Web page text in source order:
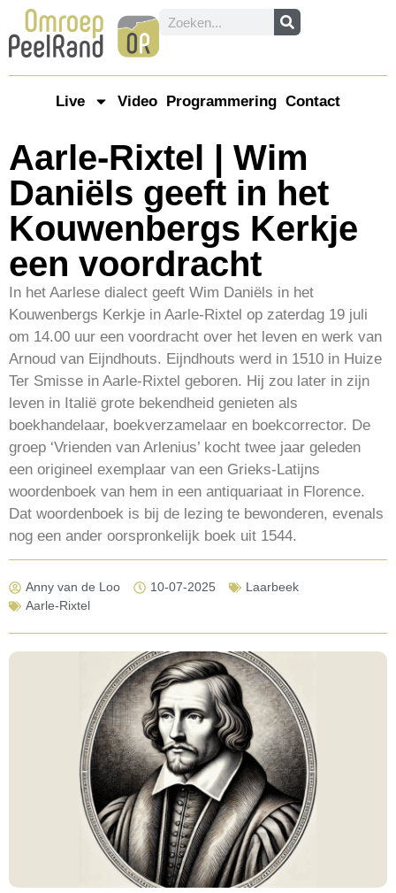
Live Video Programmering Contact
Aarle-Rixtel | Wim
Daniëls geeft in het
Kouwenbergs Kerkje
een voordracht
In het Aarlese dialect geeft Wim Daniëls in het
Kouwenbergs Kerkje in Aarle-Rixtel op zaterdag 19 juli
om 14.00 uur een voordracht over het leven en werk van
Arnoud van Eijndhouts. Eijndhouts werd in 1510 in Huize
Ter Smisse in Aarle-Rixtel geboren. Hij zou later in zijn
leven in Italië grote bekendheid genieten als
boekhandelaar, boekverzamelaar en boekcorrector. De
groep ‘Vrienden van Arlenius’ kocht twee jaar geleden
een origineel exemplaar van een Grieks-Latijns
woordenboek van hem in een antiquariaat in Florence.
Dat woordenboek is bij de lezing te bewonderen, evenals
nog een ander oorspronkelijk boek uit 1544.
Anny van de Loo 10-07-2025
Laarbeek
Aarle-Rixtel